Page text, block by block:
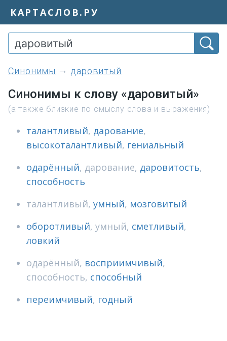
КАРТАСЛОВ.РУ
синонимы даровитый
Синонимы к слову «даровитый»
(а также близкие по смыслу слова и выражения)
талантливый, дарование,
высокоталантливый, гениальный
одарённый, дарование, даровитость,
способность
талантливый, умный, мозговитый
оборотливый, умный, сметливый,
ловкий
одарённый, восприимчивый,
способность, способный
переимчивый, годный